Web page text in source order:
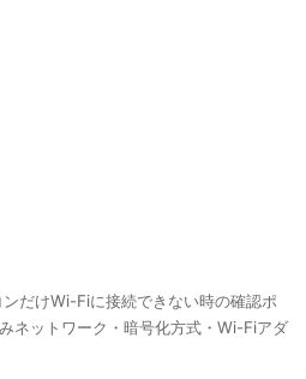
だけWi-Fiに接続できない時の確認ポ
ネットワーク・暗号化方式・Wi-Fiアダ